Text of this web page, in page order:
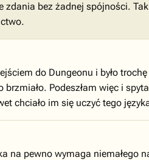
bez żadnej spójności.
do Dungeonu i było
Podeszłam więc i
chciało im się uczyć tego
na pewno wymaga niemałego